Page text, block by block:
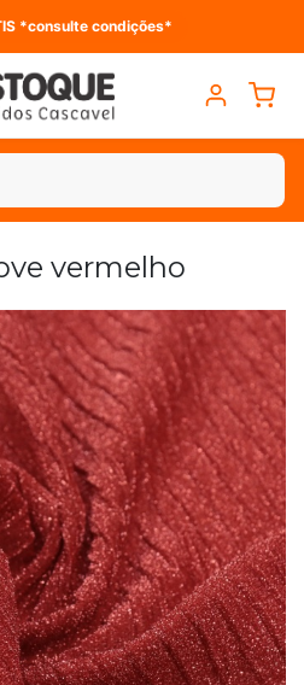
*consulte condições*
vermelho